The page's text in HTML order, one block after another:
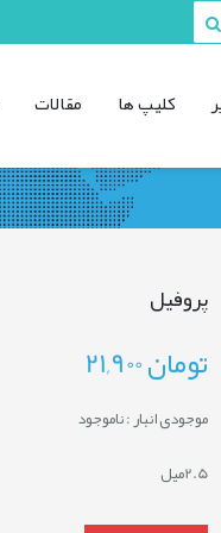
کليپ ها مقالات
پروفیل
تومان
موجودی انبار :ناموجود
2.5میل